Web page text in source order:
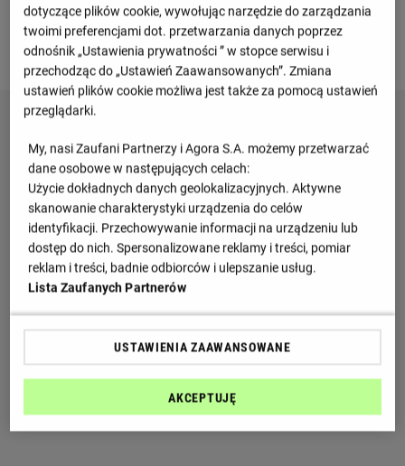
Betclic 1. Liga, 30 kolejka
Sobota 25.04.2026, godzina 17:30
dotyczące plików cookie, wywołując narzędzie do zarządzania
twoimi preferencjami dot. przetwarzania danych poprzez
odnośnik „Ustawienia prywatności ” w stopce serwisu i
przechodząc do „Ustawień Zaawansowanych”. Zmiana
ustawień plików cookie możliwa jest także za pomocą ustawień
przeglądarki.
My, nasi Zaufani Partnerzy i Agora S.A. możemy przetwarzać
dane osobowe w następujących celach:
Użycie dokładnych danych geolokalizacyjnych. Aktywne
skanowanie charakterystyki urządzenia do celów
identyfikacji. Przechowywanie informacji na urządzeniu lub
dostęp do nich. Spersonalizowane reklamy i treści, pomiar
reklam i treści, badnie odbiorców i ulepszanie usług.
Lista Zaufanych Partnerów
USTAWIENIA ZAAWANSOWANE
AKCEPTUJĘ